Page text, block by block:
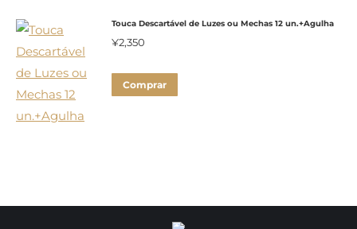
escolhidas
Touca Descartável de Luzes ou Mechas 12 un.+Agulha
¥2,350
Comprar